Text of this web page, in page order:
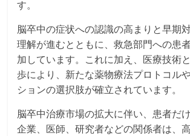
す。
脳卒中の症状への認識の高まりと早期
理解が進むとともに、救急部門への患
加しています。これに加え、医療技術
歩により、新たな薬物療法プロトコル
ションの選択肢が確立されています。
脳卒中治療市場の拡大に伴い、患者だ
企業、医師、研究者などの関係者は、